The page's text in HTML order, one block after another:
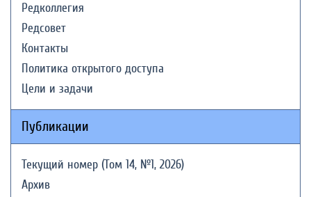
Редколлегия
Редсовет
Контакты
Политика открытого доступа
Цели и задачи
Публикации
Текущий номер (Том 14, №1, 2026)
Архив